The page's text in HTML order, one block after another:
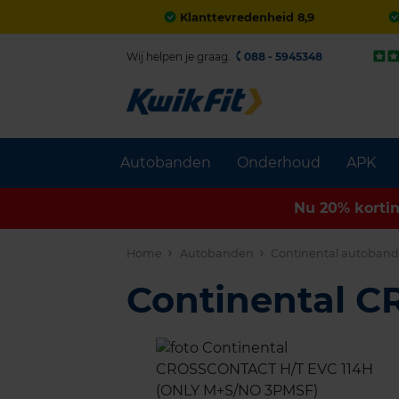
Klanttevredenheid 8,9
Autobanden Onderhoud APK
Wij helpen je graag. 088 - 5945348
Nu 20%
Home Autobanden Continental
Continental